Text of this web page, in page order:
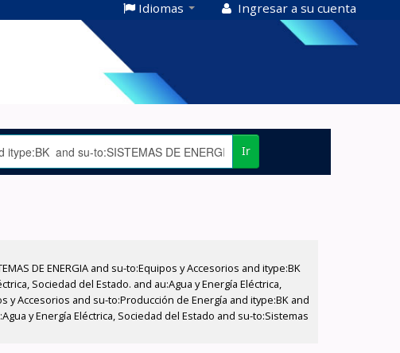
Idiomas Ingresar a su cuenta
Ir
DE ENERGIA and su-to:Equipos y Accesorios and itype:BK
Sociedad del Estado. and au:Agua y Energía Eléctrica,
y Accesorios and su-to:Producción de Energía and itype:BK and
y Energía Eléctrica, Sociedad del Estado and su-to:Sistemas